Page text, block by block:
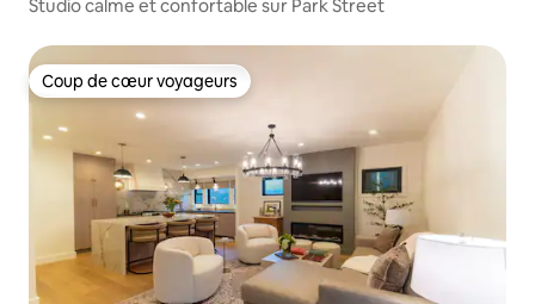
Studio calme et confortable sur Park Street
Coup de cœur voyageurs
Coup de cœur voyageurs